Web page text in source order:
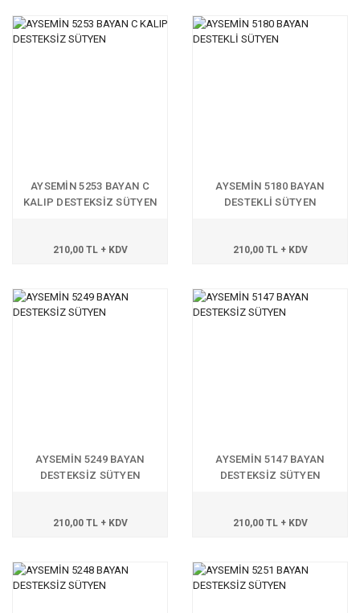
AYSEMİN 5253 BAYAN C
KALIP DESTEKSİZ SÜTYEN
210,00 TL + KDV
AYSEMİN 5180 BAYAN
DESTEKLİ SÜTYEN
210,00 TL + KDV
AYSEMİN 5249 BAYAN
DESTEKSİZ SÜTYEN
210,00 TL + KDV
AYSEMİN 5147 BAYAN
DESTEKSİZ SÜTYEN
210,00 TL + KDV